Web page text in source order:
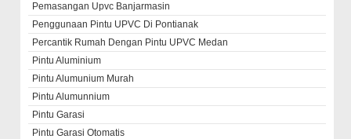
Pemasangan Upvc Banjarmasin
Penggunaan Pintu UPVC Di Pontianak
Percantik Rumah Dengan Pintu UPVC Medan
Pintu Aluminium
Pintu Alumunium Murah
Pintu Alumunnium
Pintu Garasi
Pintu Garasi Otomatis